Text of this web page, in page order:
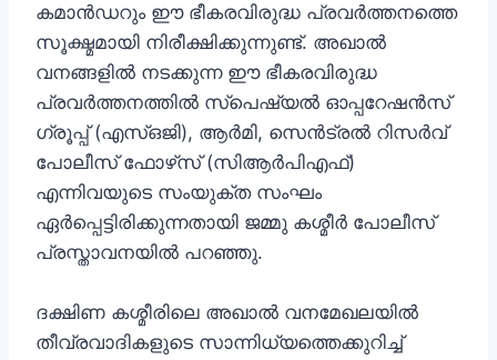
കമാൻഡറും ഈ ഭീകരവിരുദ്ധ പ്രവർത്തനത്തെ
സൂക്ഷ്മമായി നിരീക്ഷിക്കുന്നുണ്ട്. അഖാൽ
വനങ്ങളിൽ നടക്കുന്ന ഈ ഭീകരവിരുദ്ധ
പ്രവർത്തനത്തിൽ സ്‌പെഷ്യൽ ഓപ്പറേഷൻസ്
ഗ്രൂപ്പ് (എസ്‌ഒജി), ആർമി, സെൻട്രൽ റിസർവ്
പോലീസ് ഫോഴ്‌സ് (സിആർപിഎഫ്)
എന്നിവയുടെ സംയുക്ത സംഘം
ഏർപ്പെട്ടിരിക്കുന്നതായി ജമ്മു കശ്മീർ പോലീസ്
പ്രസ്താവനയിൽ പറഞ്ഞു.
ദക്ഷിണ കശ്മീരിലെ അഖാൽ വനമേഖലയിൽ
തീവ്രവാദികളുടെ സാന്നിധ്യത്തെക്കുറിച്ച്